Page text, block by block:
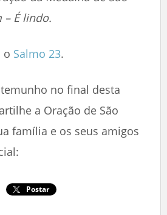
É lindo.
o Salmo 23.
no final desta
a Oração de São
família e os seus amigos
Postar